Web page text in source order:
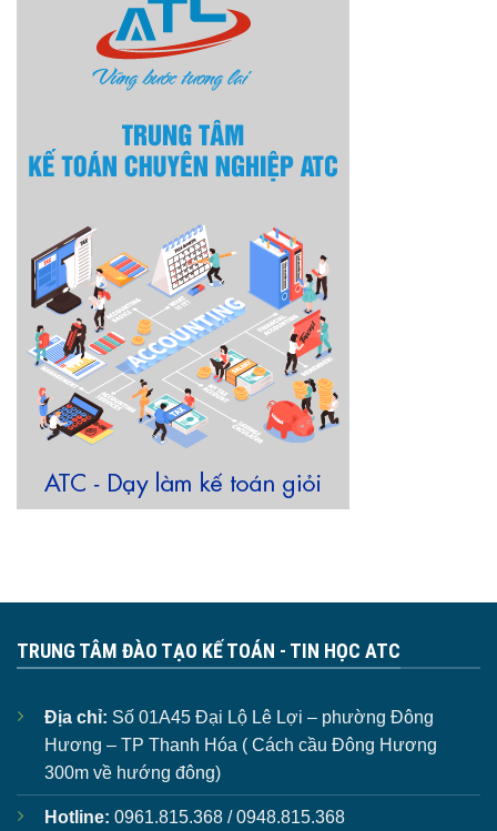
TRUNG TÂM ĐÀO TẠO KẾ TOÁN - TIN HỌC ATC
Địa chỉ: Số 01A45 Đại Lộ Lê Lợi – phường Đông
Hương – TP Thanh Hóa ( Cách cầu Đông Hương
300m về hướng đông)
Hotline: 0961.815.368 / 0948.815.368